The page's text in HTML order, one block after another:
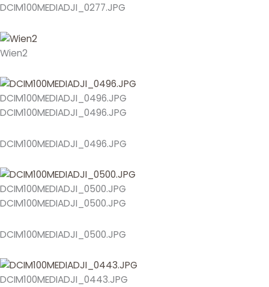
DCIM100MEDIADJI_0277.JPG
Wien2
DCIM100MEDIADJI_0496.JPG
DCIM100MEDIADJI_0496.JPG
DCIM100MEDIADJI_0496.JPG
DCIM100MEDIADJI_0500.JPG
DCIM100MEDIADJI_0500.JPG
DCIM100MEDIADJI_0500.JPG
DCIM100MEDIADJI_0443.JPG